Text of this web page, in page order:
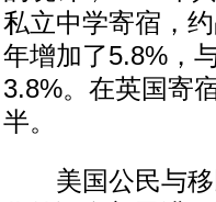
私立中学寄宿，
年增加了5.8%，
3.8%。在英国寄
半。
美国公民与移